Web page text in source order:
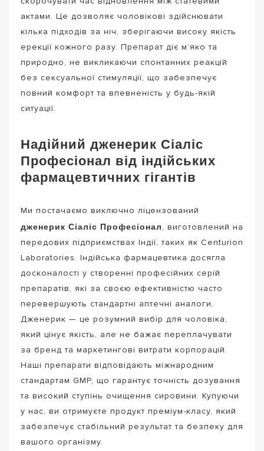
актами. Це дозволяє чоловікові здійснювати
кілька підходів за ніч, зберігаючи високу якість
ерекції кожного разу. Препарат діє м’яко та
природно, не викликаючи спонтанних реакцій
без сексуальної стимуляції, що забезпечує
повний комфорт та впевненість у будь-якій
ситуації.
Надійний дженерик Сіаліс
Професіонал від індійських
фармацевтичних гігантів
Ми постачаємо виключно ліцензований
дженерик Сіаліс Професіонал, виготовлений на
передових підприємствах Індії, таких як Centurion
Laboratories. Індійська фармацевтика досягла
досконалості у створенні професійних серій
препаратів, які за своєю ефективністю часто
перевершують стандартні аптечні аналоги.
Дженерик — це розумний вибір для чоловіка,
який цінує якість, але не бажає переплачувати
за бренд та маркетингові витрати корпорацій.
Наші препарати відповідають міжнародним
стандартам GMP, що гарантує точність дозування
та високий ступінь очищення сировини. Купуючи
у нас, ви отримуєте продукт преміум-класу, який
забезпечує стабільний результат та безпеку для
вашого організму.